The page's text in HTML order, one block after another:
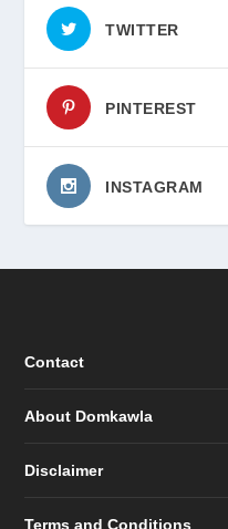
TWITTER
PINTEREST
INSTAGRAM
Contact
About Domkawla
Disclaimer
Terms and Conditions